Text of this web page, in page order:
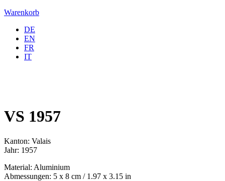
Warenkorb
DE
EN
FR
IT
VS 1957
Kanton: Valais
Jahr: 1957
Material: Aluminium
Abmessungen: 5 x 8 cm / 1.97 x 3.15 in